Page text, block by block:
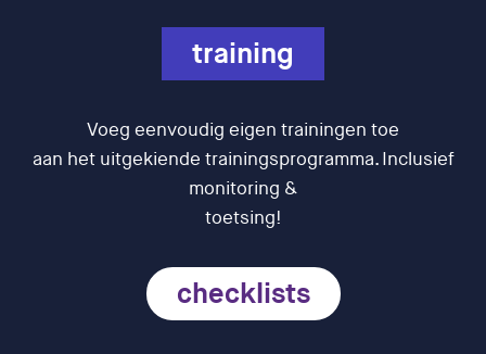
training
Voeg eenvoudig eigen trainingen toe
aan het uitgekiende trainingsprogramma. Inclusief
monitoring &
toetsing!
checklists